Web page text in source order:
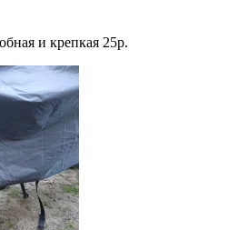
и крепкая 25р.